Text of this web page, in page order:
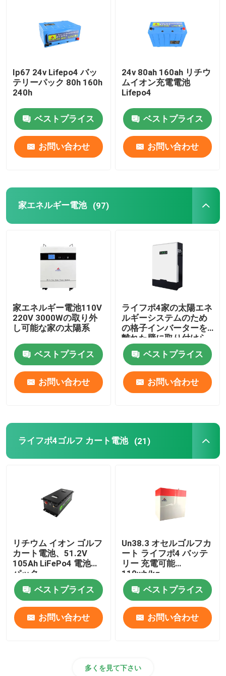
12v ライフポ4電池のパック
家エネルギー電池
ライフポ4ゴルフ カート電池
RV ライフポ4電池
48V ライフポ4電池のパック
壁に取り付けられたリチウム電池
格子太陽雑種インバーターを離れて
ポータブル発電所
Ip67 24v Lifepo4 バッ
テリーパック 80h 160h
240h
ベストプライス
お問い合わせ
24v 80ah 160ah リチウ
ムイオン充電電池
Lifepo4
ベストプライス
お問い合わせ
家エネルギー電池 (97)
家エネルギー電池110V
220V 3000Wの取り外
し可能な家の太陽系
ベストプライス
お問い合わせ
ライフポ4家の太陽エネ
ルギーシステムのため
の格子インバーターを
離れた壁に取り付けら
れたリチウム電池48V
ベストプライス
お問い合わせ
ライフポ4ゴルフ カート電池 (21)
リチウム イオン ゴルフ
カート電池、51.2V
105Ah LiFePo4 電池の
パック
ベストプライス
お問い合わせ
Un38.3 オセルゴルフカ
ート ライフポ4 バッテ
リー 充電可能
110wh/kg
ベストプライス
お問い合わせ
多くを見て下さい